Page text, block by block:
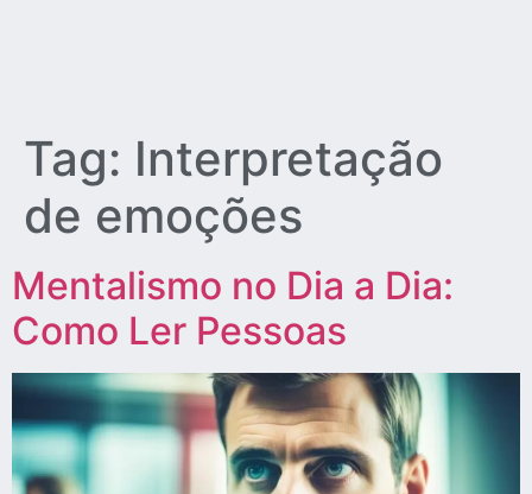
Tag: Interpretação
de emoções
Mentalismo no Dia a Dia:
Como Ler Pessoas